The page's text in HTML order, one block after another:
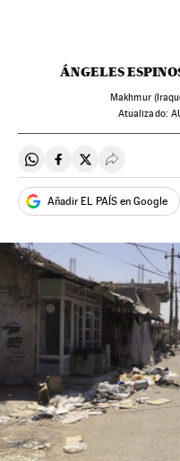
ÁNGELES
Makhmur
atualizado:
Compartir en Whatsapp
Compartir en
Compartir en
Desplegar
Añadir EL PAÍS en Google